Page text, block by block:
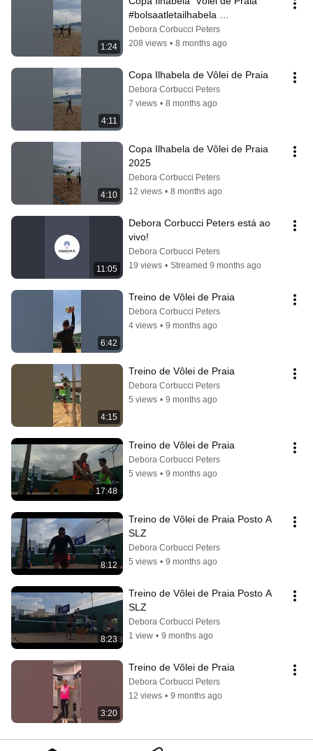
1:24
#bolsaatletailhabela
@PrefeituradeIlhabelaOficial
@postoa2374
Debora Corbucci Peters
208 views • 8 months ago
4:11
Debora Corbucci Peters
7 views • 8 months ago
4:10
Copa Ilhabela de Vôlei de Praia
2025
Debora Corbucci Peters
12 views • 8 months ago
11:05
Debora Corbucci Peters está ao
vivo!
Debora Corbucci Peters
19 views • Streamed 9 months ago
6:42
Debora Corbucci Peters
4 views • 9 months ago
4:15
Debora Corbucci Peters
5 views • 9 months ago
17:48
Debora Corbucci Peters
5 views • 9 months ago
8:12
Treino de Vôlei de Praia Posto A
Debora Corbucci Peters
5 views • 9 months ago
8:23
Treino de Vôlei de Praia Posto A
SLZ
Debora Corbucci Peters
1 view • 9 months ago
3:20
Debora Corbucci Peters
12 views • 9 months ago